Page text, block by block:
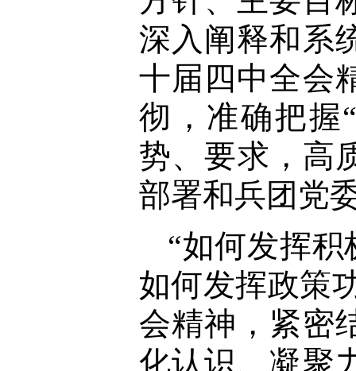
深入阐释和系
十届四中全会
彻，准确把握
势、要求，高
部署和兵团党
“如何发挥
如何发挥政策
会精神，紧密
化认识、凝聚